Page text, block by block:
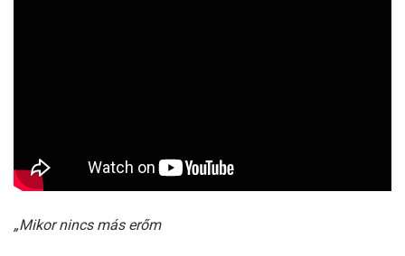
„Mikor nincs más erőm